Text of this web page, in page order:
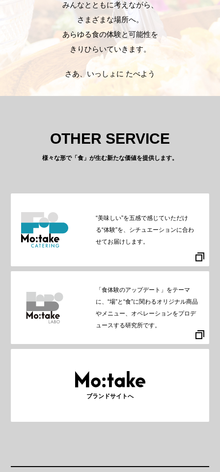
みんなとともに考えながら、
さまざまな場所へ。
あらゆる食の体験と可能性を
きりひらいていきます。
さあ、いっしょに たべよう
OTHER SERVICE
様々な形で「食」が生む新たな価値を提供します。
“美味しい”を五感で感じていただけ
る“体験”を、シチュエーションに合わ
せてお届けします。
「食体験のアップデート」をテーマ
に、“場”と“食”に関わるオリジナル商品
やメニュー、オペレーションをプロデ
ュースする研究所です。
ブランドサイトへ